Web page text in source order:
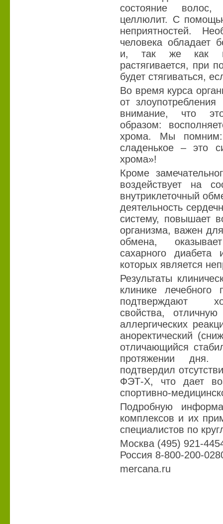
состояние
целлюлит. С
неприятностей.
человека обладает
и, так же как
растягивается, при
будет стягиваться,
Во время курса
от
внимание, что
образом:
хрома. Мы помним:
сладенькое – это
хрома»!
Кроме
воздействует на
внутриклеточный
деятельность
систему, повышает
организма, важен
обмена,
сахарного диабета
которых является
Результаты
клинике
подтверждают
свойства,
аллергических
аноректический
отличающийся
протяжении дня.
подтвердил
ФЭТ-Х, что дает
спортивно-
Подробную
комплексов и их
специалистов по
Москва (495) 921-
Россия 8-800-200-
mercana.ru